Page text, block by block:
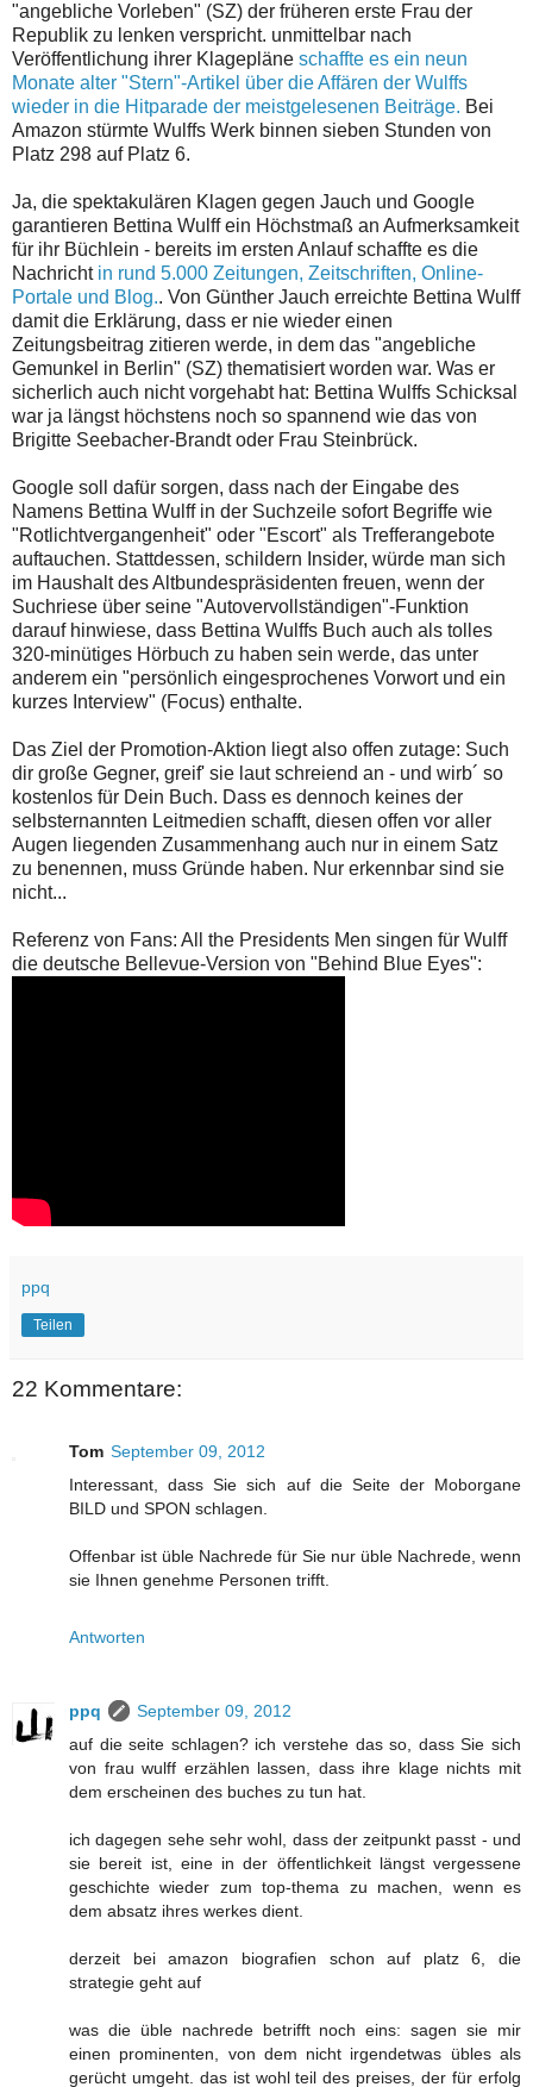
"angebliche Vorleben" (SZ) der früheren erste Frau der
Republik zu lenken verspricht. unmittelbar nach
Veröffentlichung ihrer Klagepläne schaffte es ein neun
Monate alter "Stern"-Artikel über die Affären der Wulffs
wieder in die Hitparade der meistgelesenen Beiträge. Bei
Amazon stürmte Wulffs Werk binnen sieben Stunden von
Platz 298 auf Platz 6.
Ja, die spektakulären Klagen gegen Jauch und Google
garantieren Bettina Wulff ein Höchstmaß an Aufmerksamkeit
für ihr Büchlein - bereits im ersten Anlauf schaffte es die
Nachricht in rund 5.000 Zeitungen, Zeitschriften, Online-
Portale und Blog.. Von Günther Jauch erreichte Bettina Wulff
damit die Erklärung, dass er nie wieder einen
Zeitungsbeitrag zitieren werde, in dem das "angebliche
Gemunkel in Berlin" (SZ) thematisiert worden war. Was er
sicherlich auch nicht vorgehabt hat: Bettina Wulffs Schicksal
war ja längst höchstens noch so spannend wie das von
Brigitte Seebacher-Brandt oder Frau Steinbrück.
Google soll dafür sorgen, dass nach der Eingabe des
Namens Bettina Wulff in der Suchzeile sofort Begriffe wie
"Rotlichtvergangenheit" oder "Escort" als Trefferangebote
auftauchen. Stattdessen, schildern Insider, würde man sich
im Haushalt des Altbundespräsidenten freuen, wenn der
Suchriese über seine "Autovervollständigen"-Funktion
darauf hinwiese, dass Bettina Wulffs Buch auch als tolles
320-minütiges Hörbuch zu haben sein werde, das unter
anderem ein "persönlich eingesprochenes Vorwort und ein
kurzes Interview" (Focus) enthalte.
Das Ziel der Promotion-Aktion liegt also offen zutage: Such
dir große Gegner, greif' sie laut schreiend an - und wirb´ so
kostenlos für Dein Buch. Dass es dennoch keines der
selbsternannten Leitmedien schafft, diesen offen vor aller
Augen liegenden Zusammenhang auch nur in einem Satz
zu benennen, muss Gründe haben. Nur erkennbar sind sie
nicht...
Referenz von Fans: All the Presidents Men singen für Wulff
die deutsche Bellevue-Version von "Behind Blue Eyes":
ppq
Teilen
22 Kommentare:
Tom September 09, 2012
Interessant, dass Sie sich auf die Seite der Moborgane
BILD und SPON schlagen.
Offenbar ist üble Nachrede für Sie nur üble Nachrede, wenn
sie Ihnen genehme Personen trifft.
Antworten
ppq
September 09, 2012
auf die seite schlagen? ich verstehe das so, dass Sie sich
von frau wulff erzählen lassen, dass ihre klage nichts mit
dem erscheinen des buches zu tun hat.
ich dagegen sehe sehr wohl, dass der zeitpunkt passt - und
sie bereit ist, eine in der öffentlichkeit längst vergessene
geschichte wieder zum top-thema zu machen, wenn es
dem absatz ihres werkes dient.
derzeit bei amazon biografien schon auf platz 6, die
strategie geht auf
was die üble nachrede betrifft noch eins: sagen sie mir
einen prominenten, von dem nicht irgendetwas übles als
gerücht umgeht. das ist wohl teil des preises, der für erfolg